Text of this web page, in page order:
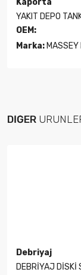
Kaporta
YAKIT DEPO
OEM:
Marka: MASSEY
DIĞER
Debriyaj
DEBRİYAJ DİSKİ